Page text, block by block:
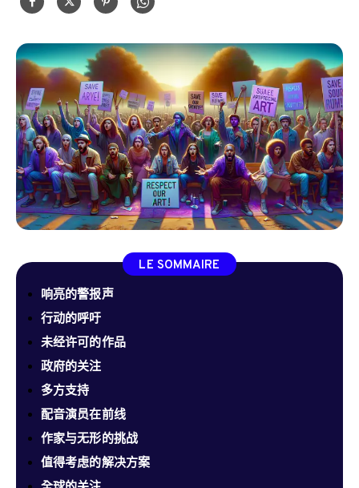
LE SOMMAIRE
响亮的警报声
行动的呼吁
未经许可的作品
政府的关注
多方支持
配音演员在前线
作家与无形的挑战
值得考虑的解决方案